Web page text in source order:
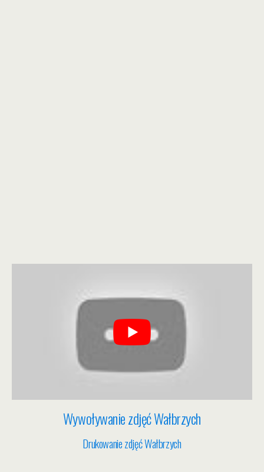
Wywoływanie zdjęć Wałbrzych
Drukowanie zdjęć Wałbrzych